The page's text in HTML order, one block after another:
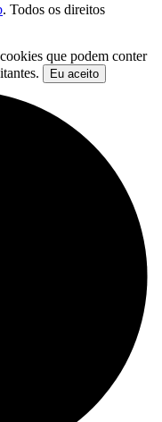
. Todos os direitos
que podem conter
Eu aceito